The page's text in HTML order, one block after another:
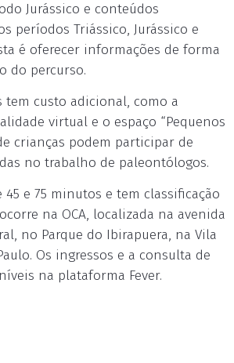
Jurássico e conteúdos
períodos Triássico, Jurássico e
é oferecer informações de forma
do percurso.
tem custo adicional, como a
virtual e o espaço “Pequenos
crianças podem participar de
no trabalho de paleontólogos.
e 75 minutos e tem classificação
na OCA, localizada na avenida
no Parque do Ibirapuera, na Vila
Os ingressos e a consulta de
na plataforma Fever.